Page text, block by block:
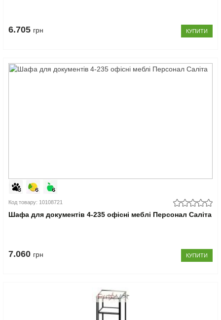
6.705 грн КУПИТИ
Код товару: 10108721
Шафа для документів 4-235 офісні меблі Персонал Саліта
7.060 грн КУПИТИ